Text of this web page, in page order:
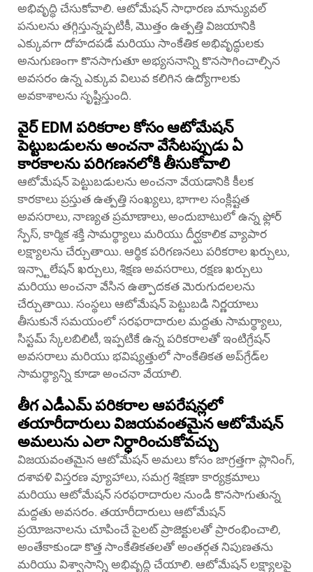
అభివృద్ధి చేసుకోవాలి. ఆటోమేషన్ సాధారణ మాన్యువల్
పనులను తగ్గిస్తున్నప్పటికీ, మొత్తం ఉత్పత్తి విజయానికి
ఎక్కువగా దోహదపడే మరియు సాంకేతిక అభివృద్ధులకు
అనుగుణంగా కొనసాగుతూ అభ్యసనాన్ని కొనసాగించాల్సిన
అవసరం ఉన్న ఎక్కువ విలువ కలిగిన ఉద్యోగాలకు
అవకాశాలను సృష్టిస్తుంది.
వైర్ EDM పరికరాల కోసం ఆటోమేషన్
పెట్టుబడులను అంచనా వేసేటప్పుడు ఏ
కారకాలను పరిగణనలోకి తీసుకోవాలి
ఆటోమేషన్ పెట్టుబడులను అంచనా వేయడానికి కీలక
కారకాలు ప్రస్తుత ఉత్పత్తి సంఖ్యలు, భాగాల సంక్లిష్టత
అవసరాలు, నాణ్యత ప్రమాణాలు, అందుబాటులో ఉన్న ఫ్లోర్
స్పేస్, కార్మిక శక్తి సామర్థ్యాలు మరియు దీర్ఘకాలిక వ్యాపార
లక్ష్యాలను చేర్చుతాయి. ఆర్థిక పరిగణనలు పరికరాల ఖర్చులు,
ఇన్స్టాలేషన్ ఖర్చులు, శిక్షణ అవసరాలు, రక్షణ ఖర్చులు
మరియు అంచనా వేసిన ఉత్పాదకత మెరుగుదలలను
చేర్చుతాయి. సంస్థలు ఆటోమేషన్ పెట్టుబడి నిర్ణయాలు
తీసుకునే సమయంలో సరఫరాదారుల మద్దతు సామర్థ్యాలు,
సిస్టమ్ స్కేలబిలిటీ, ఇప్పటికే ఉన్న పరికరాలతో ఇంటిగ్రేషన్
అవసరాలు మరియు భవిష్యత్తులో సాంకేతికత అప్‌గ్రేడ్‌ల
సామర్థ్యాన్ని కూడా అంచనా వేయాలి.
తీగ ఎడీఎమ్ పరికరాల ఆపరేషన్లలో
తయారీదారులు విజయవంతమైన ఆటోమేషన్
అమలును ఎలా నిర్ధారించుకోవచ్చు
విజయవంతమైన ఆటోమేషన్ అమలు కోసం జాగ్రత్తగా ప్లానింగ్,
దశావళి విస్తరణ వ్యూహాలు, సమగ్ర శిక్షణా కార్యక్రమాలు
మరియు ఆటోమేషన్ సరఫరాదారుల నుండి కొనసాగుతున్న
మద్దతు అవసరం. తయారీదారులు ఆటోమేషన్
ప్రయోజనాలను చూపించే పైలట్ ప్రాజెక్టులతో ప్రారంభించాలి,
అంతేకాకుండా కొత్త సాంకేతికతలతో అంతర్గత నిపుణతను
మరియు విశ్వాసాన్ని అభివృద్ధి చేయాలి. ఆటోమేషన్ లక్ష్యాలపై